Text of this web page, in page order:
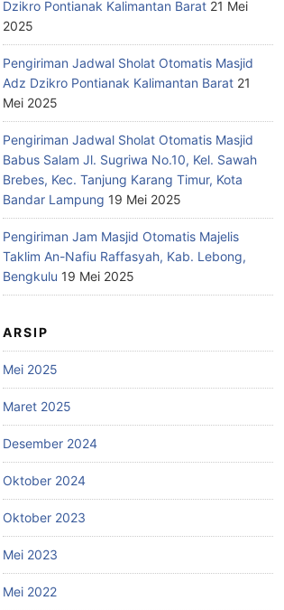
Dzikro Pontianak Kalimantan Barat 21 Mei
2025
Pengiriman Jadwal Sholat Otomatis Masjid
Adz Dzikro Pontianak Kalimantan Barat 21
Mei 2025
Pengiriman Jadwal Sholat Otomatis Masjid
Babus Salam Jl. Sugriwa No.10, Kel. Sawah
Brebes, Kec. Tanjung Karang Timur, Kota
Bandar Lampung 19 Mei 2025
Pengiriman Jam Masjid Otomatis Majelis
Taklim An-Nafiu Raffasyah, Kab. Lebong,
Bengkulu 19 Mei 2025
ARSIP
Mei 2025
Maret 2025
Desember 2024
Oktober 2024
Oktober 2023
Mei 2023
Mei 2022